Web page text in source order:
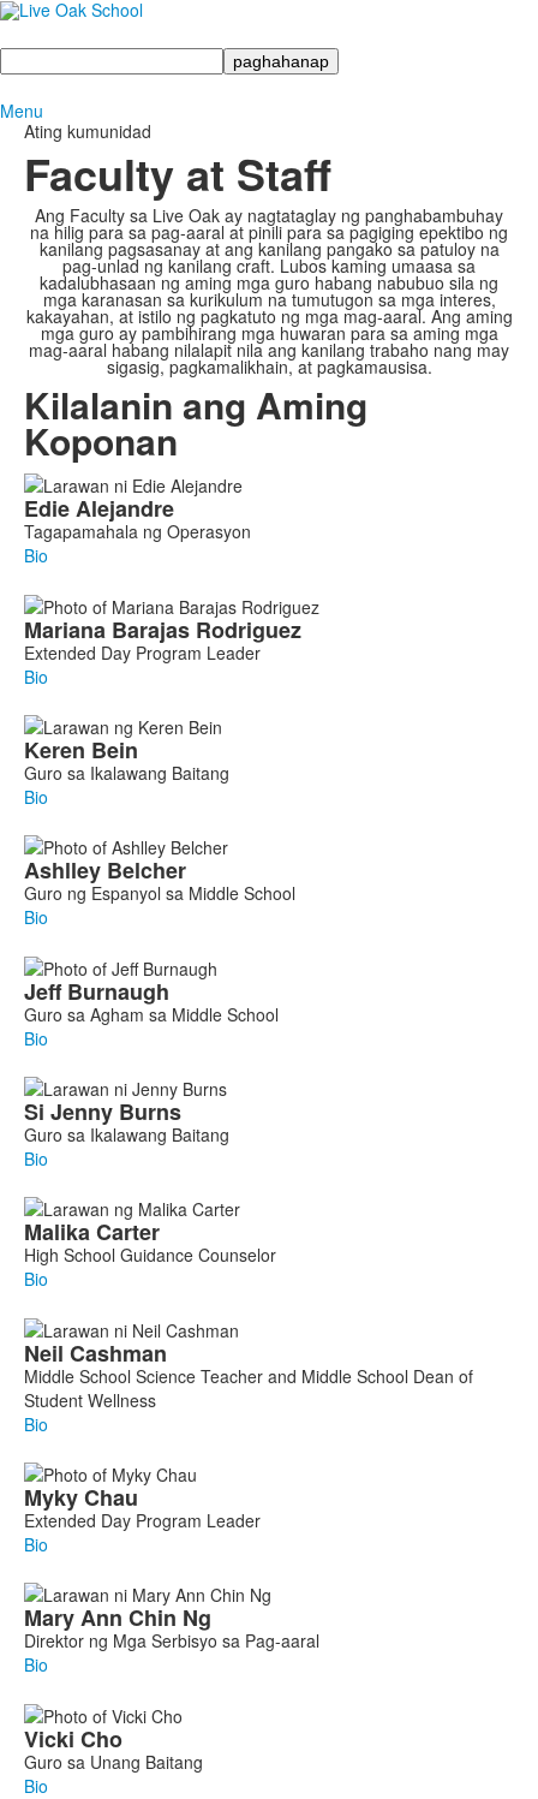
Maghanap
Menu
Ating kumunidad
Faculty at Staff
Ang Faculty sa Live Oak ay nagtataglay ng panghabambuhay
na hilig para sa pag-aaral at pinili para sa pagiging epektibo ng
kanilang pagsasanay at ang kanilang pangako sa patuloy na
pag-unlad ng kanilang craft. Lubos kaming umaasa sa
kadalubhasaan ng aming mga guro habang nabubuo sila ng
mga karanasan sa kurikulum na tumutugon sa mga interes,
kakayahan, at istilo ng pagkatuto ng mga mag-aaral. Ang aming
mga guro ay pambihirang mga huwaran para sa aming mga
mag-aaral habang nilalapit nila ang kanilang trabaho nang may
sigasig, pagkamalikhain, at pagkamausisa.
Kilalanin ang Aming
Koponan
List
of
77
members.
EdieAlejandre
Tagapamahala ng Operasyon
Bio
Mariana Barajas Rodriguez
Extended Day Program Leader
Bio
Keren Bein
Guro sa Ikalawang Baitang
Bio
Ashlley Belcher
Guro ng Espanyol sa Middle School
Bio
JeffBurnaugh
Guro sa Agham sa Middle School
Bio
Si Jenny Burns
Guro sa Ikalawang Baitang
Bio
MalikaCarter
High School Guidance Counselor
Bio
Neil Cashman
Middle School Science Teacher and Middle School Dean of
Student Wellness
Bio
MykyChau
Extended Day Program Leader
Bio
Mary Ann Chin Ng
Direktor ng Mga Serbisyo sa Pag-aaral
Bio
Vicki Cho
Guro sa Unang Baitang
Bio